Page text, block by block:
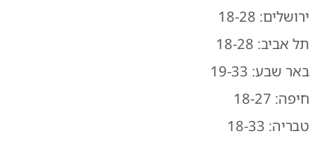
ירושלים: 18-28
תל אביב: 18-28
באר שבע: 19-33
חיפה: 18-27
טבריה: 18-33